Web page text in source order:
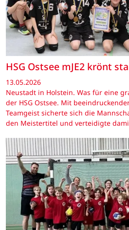
HSG Ostsee mJE2 krönt
13.05.2026
Neustadt in Holstein. Was für eine
der HSG Ostsee. Mit
Teamgeist sicherte sich die
den Meistertitel und verteidigte